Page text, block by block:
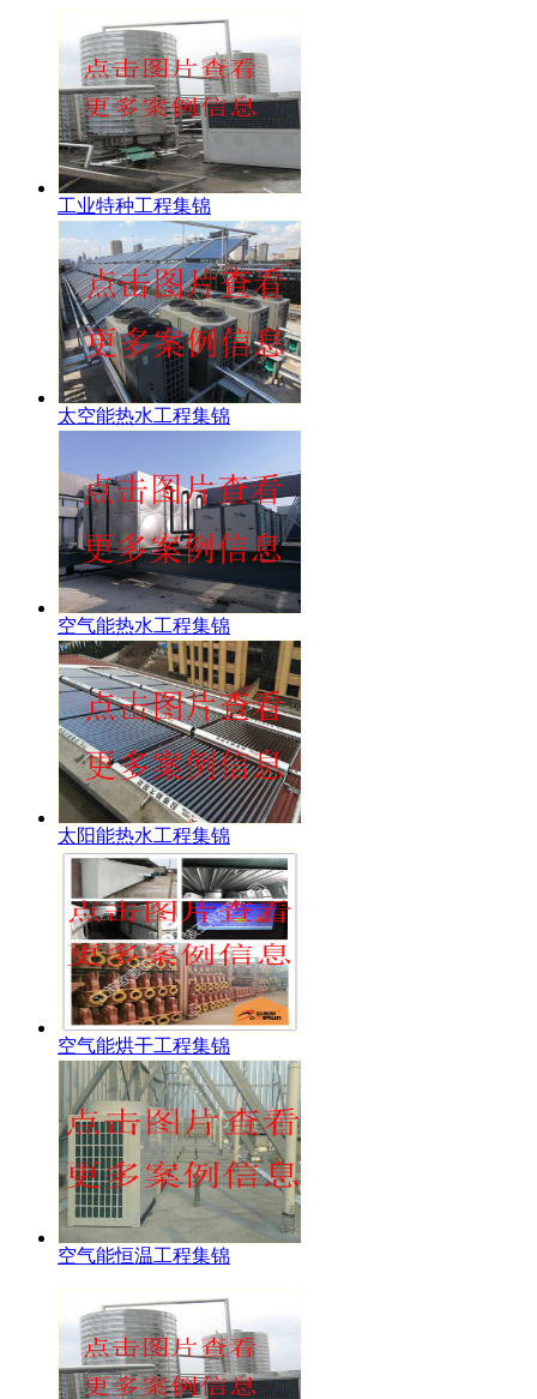
工业特种工程集锦
太空能热水工程集锦
空气能热水工程集锦
太阳能热水工程集锦
空气能烘干工程集锦
空气能恒温工程集锦